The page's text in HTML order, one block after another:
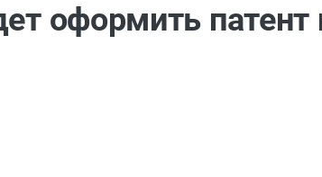
заменить банковской гарантией #бухгалтеру
оформить патент